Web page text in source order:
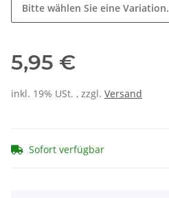
Bitte wählen Sie eine Variation.
5,95 €
inkl. 19% USt. , zzgl. Versand
Sofort verfügbar